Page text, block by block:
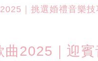
｜挑選婚禮音樂技
曲2025｜迎賓